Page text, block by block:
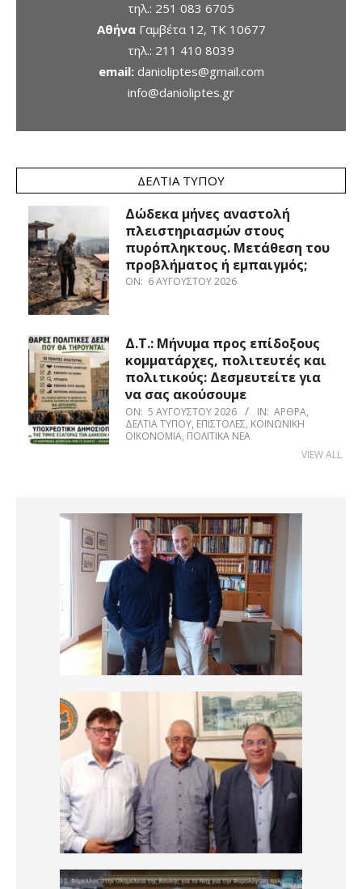
τηλ.: 251 083 6705
ΑθήναΓαμβέτα 12, ΤΚ 10677
τηλ.: 211 410 8039
email: danioliptes@gmail.com
info@danioliptes.gr
ΔΕΛΤΊΑ ΤΎΠΟΥ
Δώδεκα μήνες αναστολή
πλειστηριασμών στους
πυρόπληκτους. Μετάθεση του
προβλήματος ή εμπαιγμός;
ON: 6 ΑΥΓΟΎΣΤΟΥ 2026
Δ.Τ.: Μήνυμα προς επίδοξους
κομματάρχες, πολιτευτές και
πολιτικούς: Δεσμευτείτε για
να σας ακούσουμε
ON: 5 ΑΥΓΟΎΣΤΟΥ 2026 IN: ΆΡΘΡΑ,
ΔΕΛΤΊΑ ΤΎΠΟΥ, ΕΠΙΣΤΟΛΈΣ, ΚΟΙΝΩΝΙΚΉ
ΟΙΚΟΝΟΜΊΑ, ΠΟΛΙΤΙΚΆ ΝΈΑ
VIEW ALL